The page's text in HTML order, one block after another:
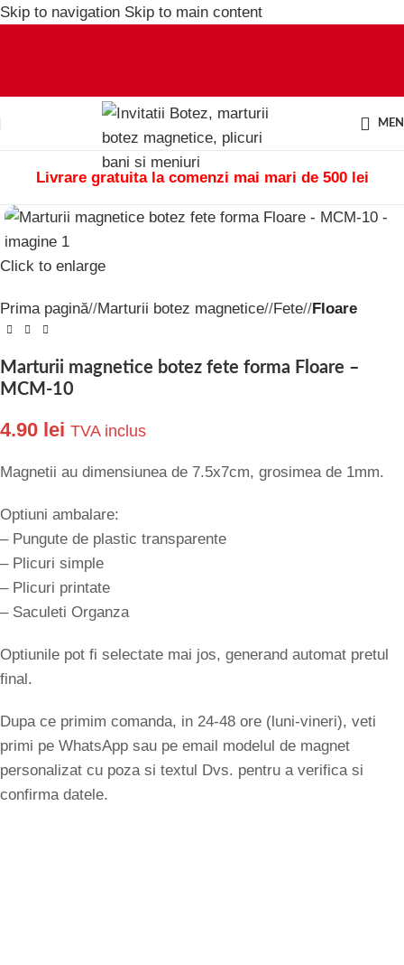
Skip to navigation Skip to main content
Livrare gratuita la comenzi mai mari de 500 lei
Click to enlarge
Prima pagină/ Marturii botez magnetice/ Fete/ Floare
Marturii magnetice botez fete forma Floare –
MCM-10
4.90 lei TVA inclus
Magnetii au dimensiunea de 7.5x7cm, grosimea de 1mm.
Optiuni ambalare:
– Pungute de plastic transparente
– Plicuri simple
– Plicuri printate
– Saculeti Organza
Optiunile pot fi selectate mai jos, generand automat pretul
final.
Dupa ce primim comanda, in 24-48 ore (luni-vineri), veti
primi pe WhatsApp sau pe email modelul de magnet
personalizat cu poza si textul Dvs. pentru a verifica si
confirma datele.